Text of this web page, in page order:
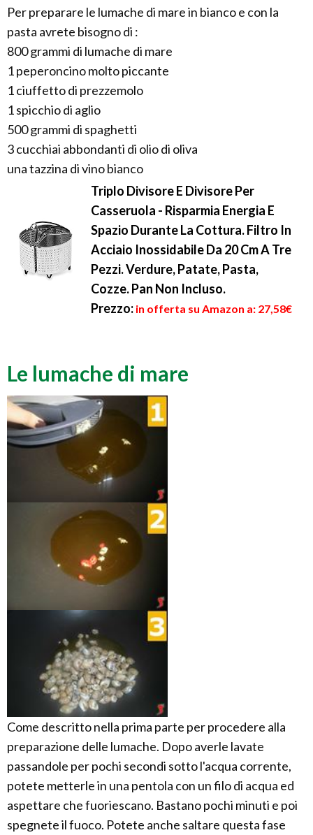
Per preparare le lumache di mare in bianco e con la
pasta avrete bisogno di :
800 grammi di lumache di mare
1 peperoncino molto piccante
1 ciuffetto di prezzemolo
1 spicchio di aglio
500 grammi di spaghetti
3 cucchiai abbondanti di olio di oliva
una tazzina di vino bianco
Triplo Divisore E Divisore Per
Casseruola - Risparmia Energia E
Spazio Durante La Cottura. Filtro In
Acciaio Inossidabile Da 20 Cm A Tre
Pezzi. Verdure, Patate, Pasta,
Cozze. Pan Non Incluso.
Prezzo: in offerta su Amazon a: 27,58€
Le lumache di mare
Come descritto nella prima parte per procedere alla
preparazione delle lumache. Dopo averle lavate
passandole per pochi secondi sotto l'acqua corrente,
potete metterle in una pentola con un filo di acqua ed
aspettare che fuoriescano. Bastano pochi minuti e poi
spegnete il fuoco. Potete anche saltare questa fase